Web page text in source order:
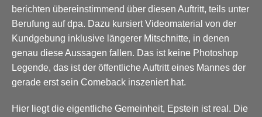
berichten übereinstimmend über diesen Auftritt, teils unter
Berufung auf dpa. Dazu kursiert Videomaterial von der
Kundgebung inklusive längerer Mitschnitte, in denen
genau diese Aussagen fallen. Das ist keine Photoshop
Legende, das ist der öffentliche Auftritt eines Mannes der
gerade erst sein Comeback inszeniert hat.
Hier liegt die eigentliche Gemeinheit, Epstein ist real. Die